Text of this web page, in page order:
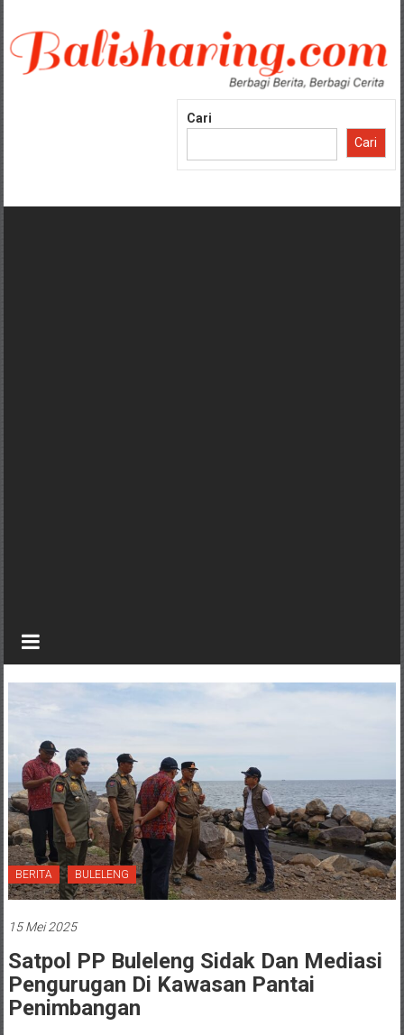
konten
Cari
Cari
BERITA BULELENG
15 Mei 2025
Satpol PP Buleleng Sidak Dan Mediasi
Pengurugan Di Kawasan Pantai
Penimbangan